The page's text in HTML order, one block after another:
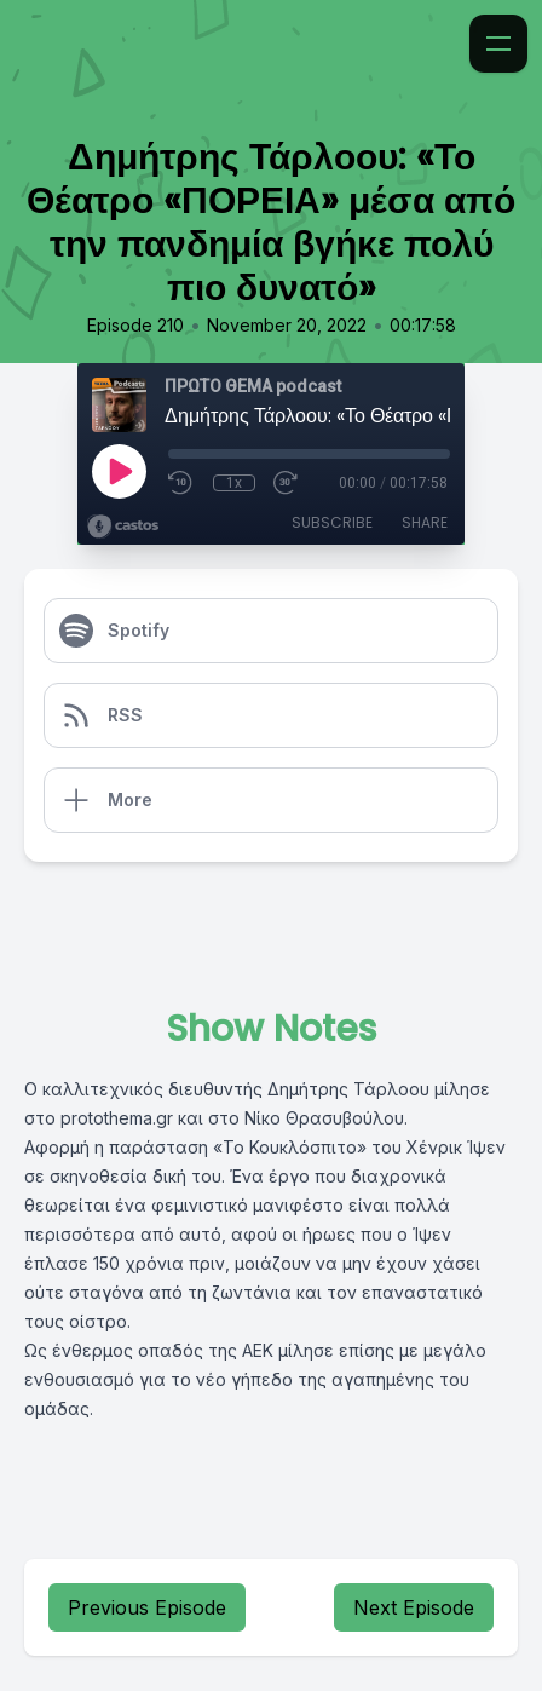
Δημήτρης Τάρλοου: «Το
Θέατρο «ΠΟΡΕΙΑ» μέσα από
την πανδημία βγήκε πολύ
πιο δυνατό»
Episode 210 • November 20, 2022 • 00:17:58
ΠΡΩΤΟ ΘΕΜΑ podcast
1x 00:00 / 00:17:58
SUBSCRIBE SHARE
Spotify
RSS
More
Show Notes
Ο καλλιτεχνικός διευθυντής Δημήτρης Τάρλοου μίλησε
στο protothema.gr και στο Νίκο Θρασυβούλου.
Αφορμή η παράσταση «Το Κουκλόσπιτο» του Χένρικ Ίψεν
σε σκηνοθεσία δική του. Ένα έργο που διαχρονικά
θεωρείται ένα φεμινιστικό μανιφέστο είναι πολλά
περισσότερα από αυτό, αφού οι ήρωες που ο Ίψεν
έπλασε 150 χρόνια πριν, μοιάζουν να μην έχουν χάσει
ούτε σταγόνα από τη ζωντάνια και τον επαναστατικό
τους οίστρο.
Ως ένθερμος οπαδός της ΑΕΚ μίλησε επίσης με μεγάλο
ενθουσιασμό για το νέο γήπεδο της αγαπημένης του
ομάδας.
Previous Episode Next Episode